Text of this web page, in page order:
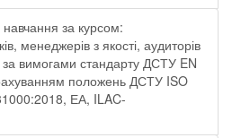
за курсом:
менеджерів з якості, аудиторів
за вимогами стандарту ДСТУ EN
положень ДСТУ ISO
ЕА, ILAC-